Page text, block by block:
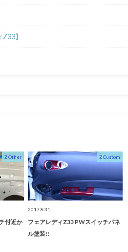
】
Z Other
付近か
Z Custom
2017.8.31
フェアレディZ33 PWスイッチパネ
ル塗装!!